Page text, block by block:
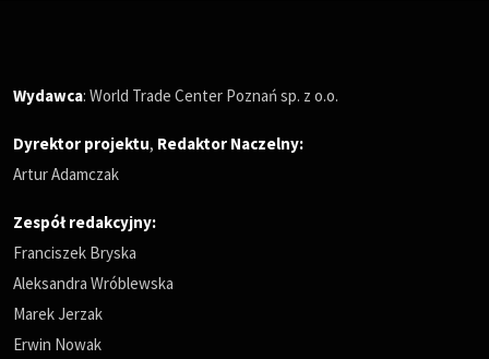
Wydawca: World Trade Center Poznań sp. z o.o.
Dyrektor projektu, Redaktor Naczelny:
Artur Adamczak
Zespół redakcyjny:
Franciszek Bryska
Aleksandra Wróblewska
Marek Jerzak
Erwin Nowak